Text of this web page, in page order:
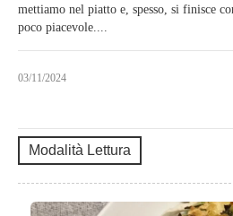
mettiamo nel piatto e, spesso, si finisce
poco piacevole....
03/11/2024
Modalità Lettura